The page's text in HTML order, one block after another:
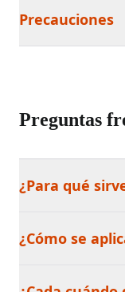
Precauciones
Preguntas
¿Para qué
¿Cómo se